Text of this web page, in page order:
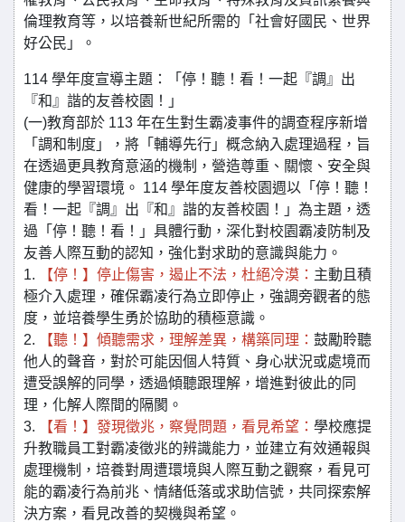
倫理教育等，以培養新世紀所需的「社會好國民、世界
好公民」。
114 學年度宣導主題：「停！聽！看！一起『調』出
『和』諧的友善校園！」
(一)教育部於 113 年在生對生霸凌事件的調查程序新增
「調和制度」，將「輔導先行」概念納入處理過程，旨
在透過更具教育意涵的機制，營造尊重、關懷、安全與
健康的學習環境。 114 學年度友善校園週以「停！聽！
看！一起『調』出『和』諧的友善校園！」為主題，透
過「停！聽！看！」具體行動，深化對校園霸凌防制及
友善人際互動的認知，強化對求助的意識與能力。
1.
【停！】停止傷害，遏止不法，杜絕冷漠： 主動且積
極介入處理，確保霸凌行為立即停止，強調旁觀者的態
度，並培養學生勇於協助的積極意識。
2.
【聽！】傾聽需求，理解差異，構築同理： 鼓勵聆聽
他人的聲音，對於可能因個人特質、身心狀況或處境而
遭受誤解的同學，透過傾聽跟理解，增進對彼此的同
理，化解人際間的隔閡。
3.
【看！】發現徵兆，察覺問題，看見希望： 學校應提
升教職員工對霸凌徵兆的辨識能力，並建立有效通報與
處理機制，培養對周遭環境與人際互動之觀察，看見可
能的霸凌行為前兆、情緒低落或求助信號，共同探索解
決方案，看見改善的契機與希望。